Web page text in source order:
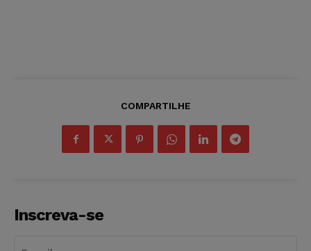
COMPARTILHE
Inscreva-se